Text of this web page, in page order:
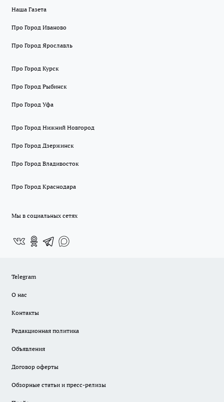
Наша Газета
Про Город Иваново
Про Город Ярославль
Про Город Курск
Про Город Рыбинск
Про Город Уфа
Про Город Нижний Новгород
Про Город Дзержинск
Про Город Владивосток
Про Город Краснодара
Мы в социальных сетях
Telegram
О нас
Контакты
Редакционная политика
Объявления
Договор оферты
Обзорные статьи и пресс-релизы